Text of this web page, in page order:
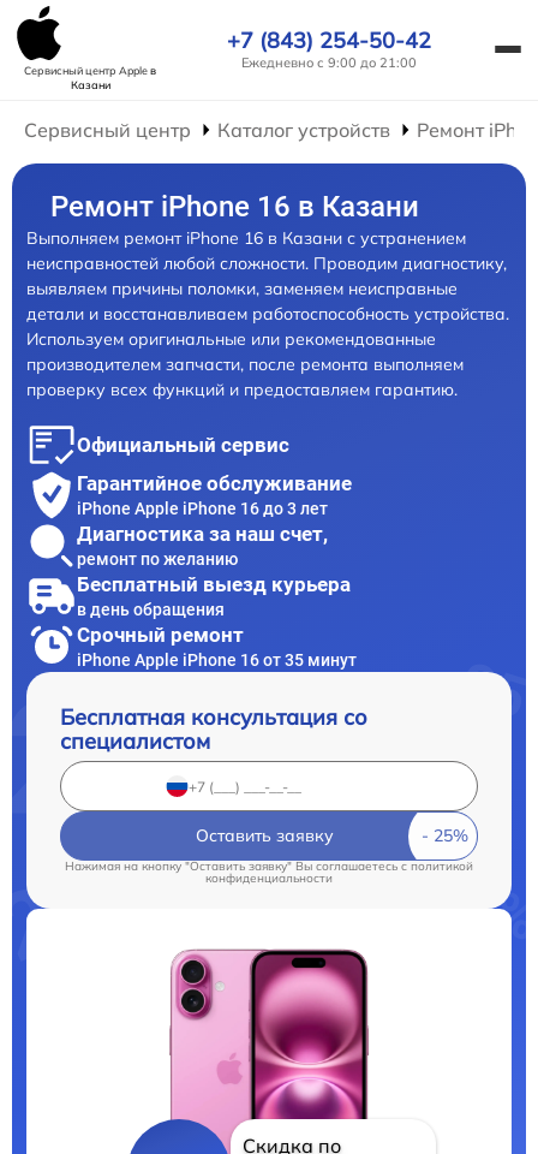
Сервисный центр Appleв
Казани
+7 (843) 254-50-42
Ежедневно с 9:00 до 21:00
Сервисный центр Каталог устройств Ремонт
Ремонт iPhone 16 в Казани
Выполняем ремонт iPhone 16 в Казани с устранением
неисправностей любой сложности. Проводим диагностику,
выявляем причины поломки, заменяем неисправные
детали и восстанавливаем работоспособность устройства.
Используем оригинальные или рекомендованные
производителем запчасти, после ремонта выполняем
проверку всех функций и предоставляем гарантию.
Официальный сервис
Гарантийное обслуживание
iPhone Apple iPhone 16 до 3 лет
Диагностика за наш счет,
ремонт по желанию
Бесплатный выезд курьера
в день обращения
Срочный ремонт
iPhone Apple iPhone 16 от 35 минут
Бесплатная консультация со
специалистом
Оставить заявку
Нажимая на кнопку "Оставить заявку" Вы соглашаетесь cполитикой
конфиденциальности
Скидка по